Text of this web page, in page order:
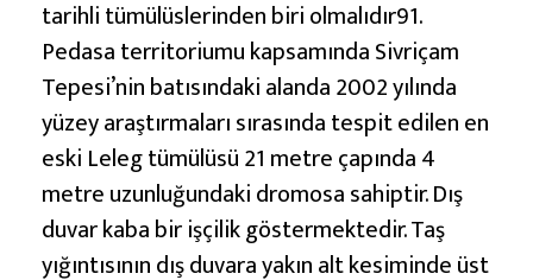
tarihli tümülüslerinden biri olmalıdır91.
Pedasa territoriumu kapsamında Sivriçam
Tepesi’nin batısındaki alanda 2002 yılında
yüzey araştırmaları sırasında tespit edilen en
eski Leleg tümülüsü 21 metre çapında 4
metre uzunluğundaki dromosa sahiptir. Dış
duvar kaba bir işçilik göstermektedir. Taş
yığıntısının dış duvara yakın alt kesiminde üst